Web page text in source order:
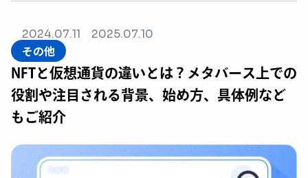
2024.07.11 2025.07.10
その他
NFTと仮想通貨の違いとは？メタバース上での
役割や注目される背景、始め方、具体例など
もご紹介